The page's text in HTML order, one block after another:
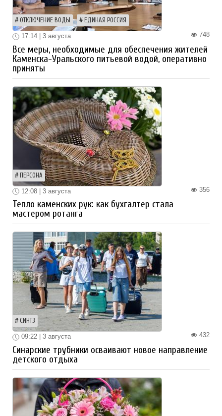
ОТКЛЮЧЕНИЕ ВОДЫ ЕДИНАЯ РОССИЯ
748
17:14 | 3 августа
Все меры, необходимые для обеспечения жителей
Каменска-Уральского питьевой водой, оперативно
приняты
ПЕРСОНА
356
12:08 | 3 августа
Тепло каменских рук: как бухгалтер стала
мастером ротанга
СИНТЗ
432
09:22 | 3 августа
Синарские трубники осваивают новое направление
детского отдыха